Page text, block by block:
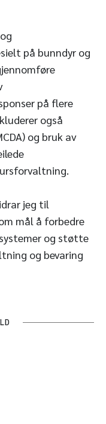
på bunndyr og
på flere
også
og bruk av
jeg til
mål å forbedre
og støtte
og bevaring